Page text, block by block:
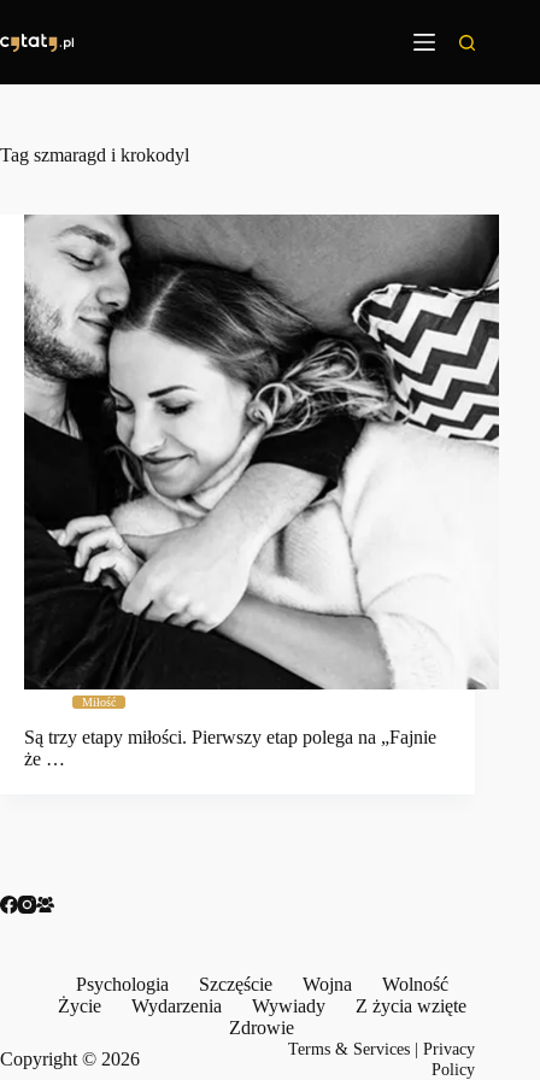
treści
Tag szmaragd i krokodyl
Miłość
Są trzy etapy miłości. Pierwszy etap polega na „Fajnie
że …
Psychologia Szczęście Wojna
Wolność
Życie
Wydarzenia Wywiady
Z życia wzięte
Zdrowie
Copyright © 2026
Terms & Services |Privacy
Policy